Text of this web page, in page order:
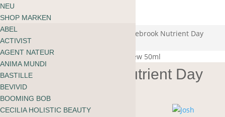
Start
/ Josh Rosebrook Nutrient Day
Cream SPF30
Josh Rosebrook Nutrient Day
Cream SPF30
Warenkorb
kein Produkt gefunden
zu shoppen
ÜBER MOOI
BLOG
English
NEU
SHOP MARKEN
ABEL
ACTIVIST
AGENT NATEUR
ANIMA MUNDI
BASTILLE
BEVIVID
BOOMING BOB
CECILIA HOLISTIC BEAUTY